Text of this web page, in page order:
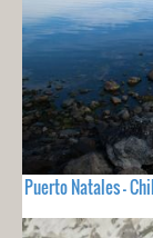
Puerto Natales -